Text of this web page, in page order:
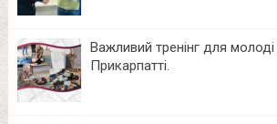
Важливий тренінг для
Прикарпатті.